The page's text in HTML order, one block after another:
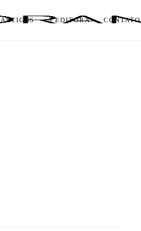
ARTIGOS A EDITORA CONTATO